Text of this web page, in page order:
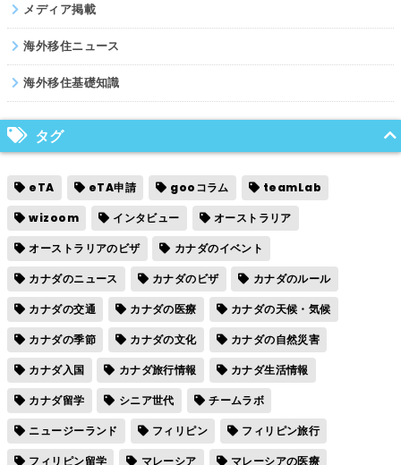
メディア掲載
海外移住ニュース
海外移住基礎知識
タグ
eTA eTA申請 gooコラム
teamLab
wizoom
インタビュー
オーストラリア
オーストラリアのビザ
カナダのイベント
カナダのニュース
カナダのビザ
カナダのルール
カナダの交通
カナダの医療
カナダの天候・気候
カナダの季節
カナダの文化
カナダの自然災害
カナダ入国
カナダ旅行情報
カナダ生活情報
カナダ留学
シニア世代
チームラボ
ニュージーランド
フィリピン
フィリピン旅行
フィリピン留学
マレーシア
マレーシアの医療